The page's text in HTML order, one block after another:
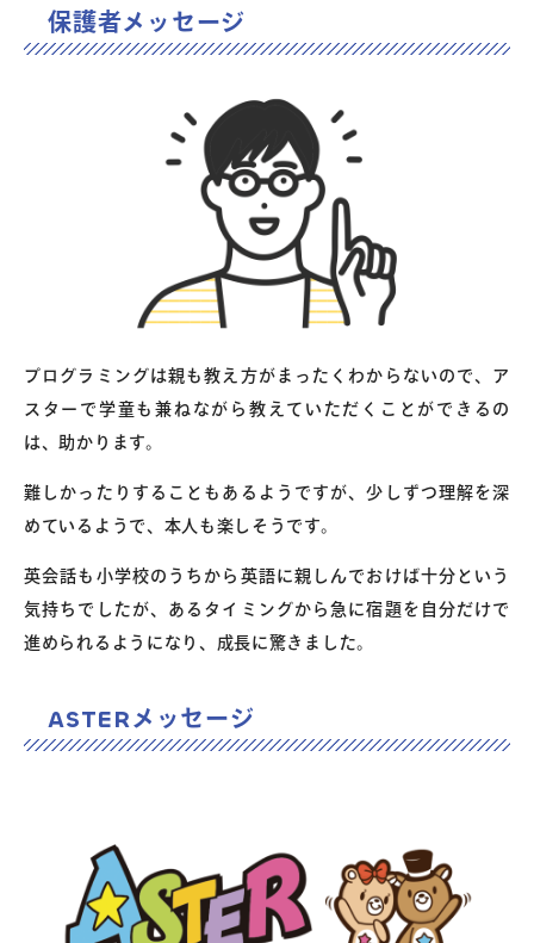
保護者メッセージ
プログラミングは親も教え方がまったくわからないので、ア
スターで学童も兼ねながら教えていただくことができるの
は、助かります。
難しかったりすることもあるようですが、少しずつ理解を深
めているようで、本人も楽しそうです。
英会話も小学校のうちから英語に親しんでおけば十分という
気持ちでしたが、あるタイミングから急に宿題を自分だけで
進められるようになり、成長に驚きました。
ASTERメッセージ